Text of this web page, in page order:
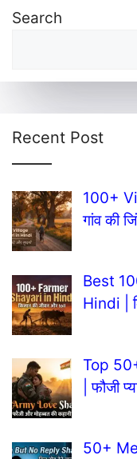
Search
Recent Post
100+
गांव की
Best
Hindi |
Top
| फौजी
50+